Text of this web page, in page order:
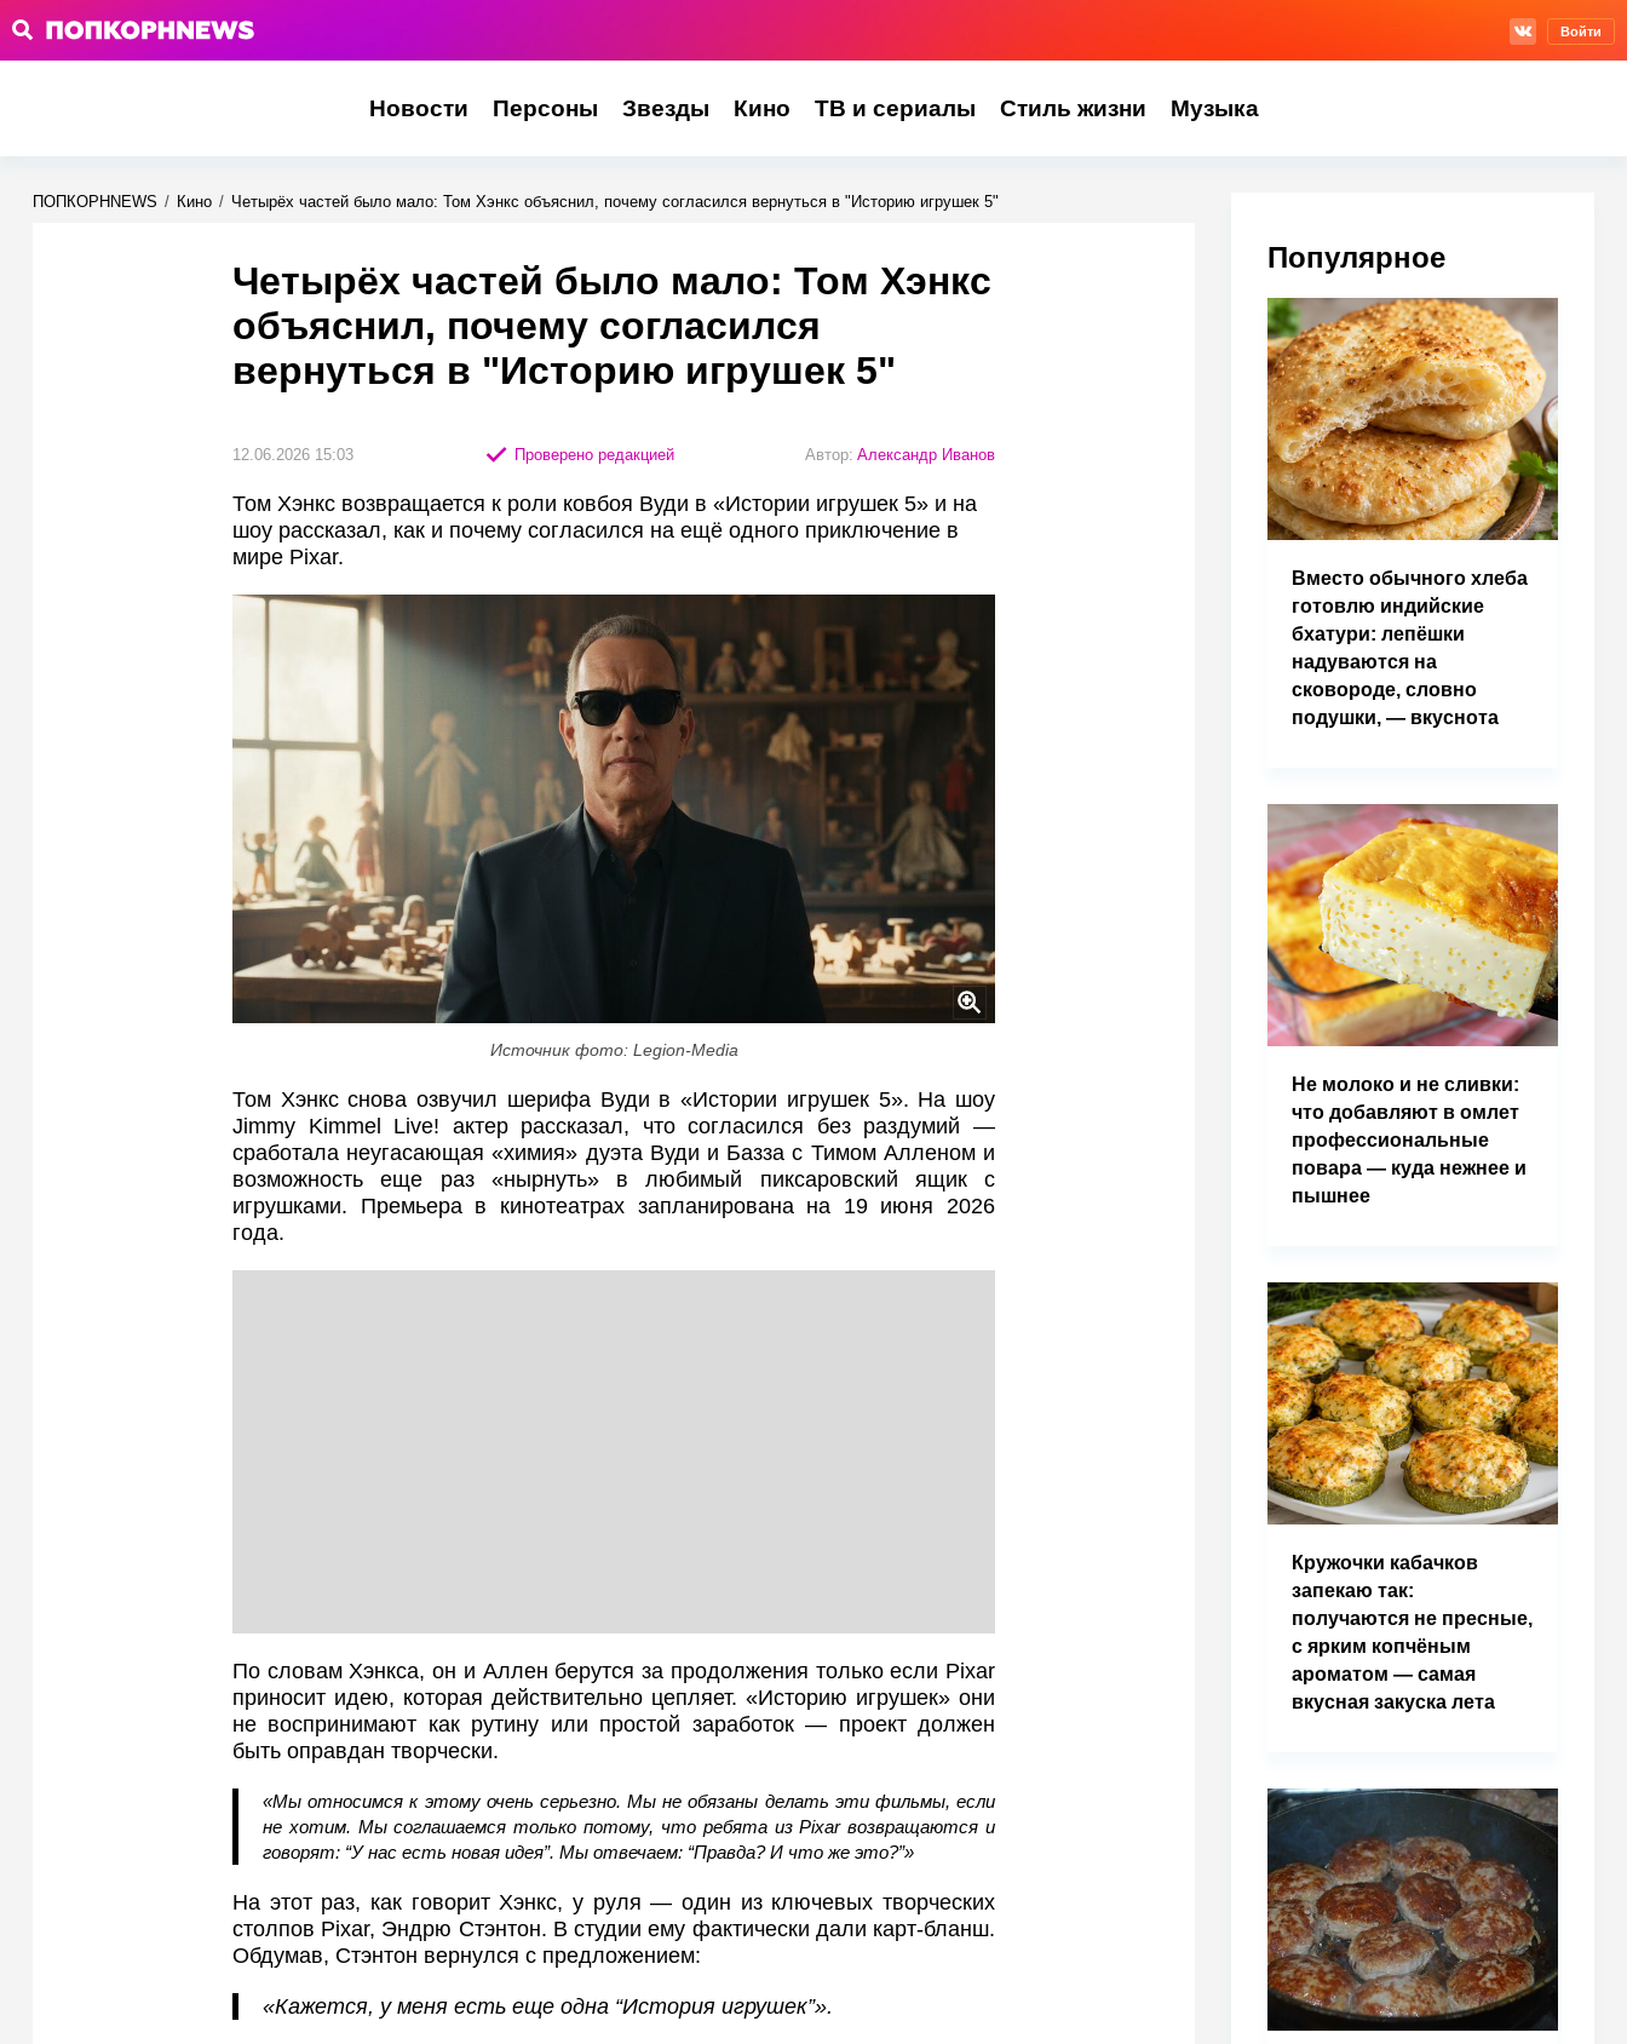
Войти
Новости Персоны Звезды Кино ТВ и сериалы Стиль жизни Музыка
ПОПКОРНNEWS / Кино / Четырёх частей было мало: Том Хэнкс объяснил, почему согласился вернуться в "Историю игрушек 5"
Четырёх частей было мало: Том Хэнкс
объяснил, почему согласился
вернуться в "Историю игрушек 5"
12.06.2026 15:03 Проверено редакцией Автор: Александр Иванов
Том Хэнкс возвращается к роли ковбоя Вуди в «Истории игрушек 5» и на
шоу рассказал, как и почему согласился на ещё одного приключение в
мире Pixar.
Источник фото: Legion-Media
Том Хэнкс снова озвучил шерифа Вуди в «Истории игрушек 5». На шоу
Jimmy Kimmel Live! актер рассказал, что согласился без раздумий —
сработала неугасающая «химия» дуэта Вуди и Базза с Тимом Алленом и
возможность еще раз «нырнуть» в любимый пиксаровский ящик с
игрушками. Премьера в кинотеатрах запланирована на 19 июня 2026
года.
По словам Хэнкса, он и Аллен берутся за продолжения только если Pixar
приносит идею, которая действительно цепляет. «Историю игрушек» они
не воспринимают как рутину или простой заработок — проект должен
быть оправдан творчески.
«Мы относимся к этому очень серьезно. Мы не обязаны делать эти фильмы, если
не хотим. Мы соглашаемся только потому, что ребята из Pixar возвращаются и
говорят: “У нас есть новая идея”. Мы отвечаем: “Правда? И что же это?”»
На этот раз, как говорит Хэнкс, у руля — один из ключевых творческих
столпов Pixar, Эндрю Стэнтон. В студии ему фактически дали карт-бланш.
Обдумав, Стэнтон вернулся с предложением:
«Кажется, у меня есть еще одна “История игрушек”».
Популярное
Вместо обычного хлеба
готовлю индийские
бхатури: лепёшки
надуваются на
сковороде, словно
подушки, — вкуснота
Не молоко и не сливки:
что добавляют в омлет
профессиональные
повара — куда нежнее и
пышнее
Кружочки кабачков
запекаю так:
получаются не пресные,
с ярким копчёным
ароматом — самая
вкусная закуска лета